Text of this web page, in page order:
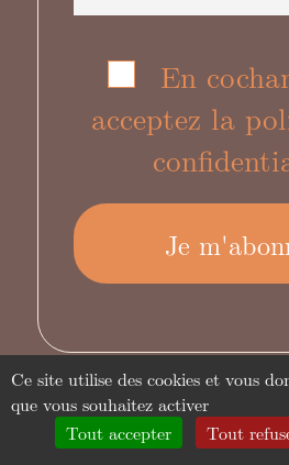
En
acceptez la
Ce site utilise des cookies et vous
que vous souhaitez activer
Tout accepter
Tout